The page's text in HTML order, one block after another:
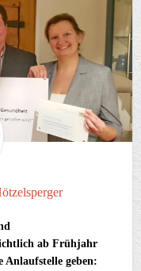
ab Frühjahr
Anlaufstelle geben: